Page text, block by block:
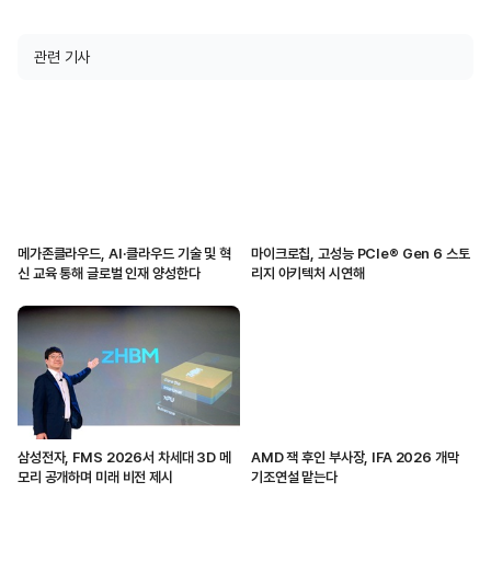
관련 기사
메가존클라우드, AI·클라우드 기술 및 혁
신 교육 통해 글로벌 인재 양성한다
마이크로칩, 고성능 PCIe® Gen 6 스토
리지 아키텍처 시연해
삼성전자, FMS 2026서 차세대 3D 메
모리 공개하며 미래 비전 제시
AMD 잭 후인 부사장, IFA 2026 개막
기조연설 맡는다